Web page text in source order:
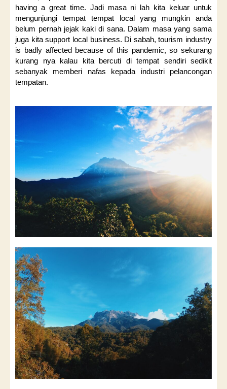
having a great time. Jadi masa ni lah kita keluar untuk
mengunjungi tempat tempat local yang mungkin anda
belum pernah jejak kaki di sana. Dalam masa yang sama
juga kita support local business. Di sabah, tourism industry
is badly affected because of this pandemic, so sekurang
kurang nya kalau kita bercuti di tempat sendiri sedikit
sebanyak memberi nafas kepada industri pelancongan
tempatan.